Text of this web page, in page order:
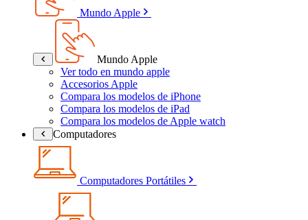
Mundo Apple
Mundo Apple
Ver todo en mundo apple
Accesorios Apple
Compara los modelos de iPhone
Compara los modelos de iPad
Compara los modelos de Apple watch
Computadores
Computadores Portátiles